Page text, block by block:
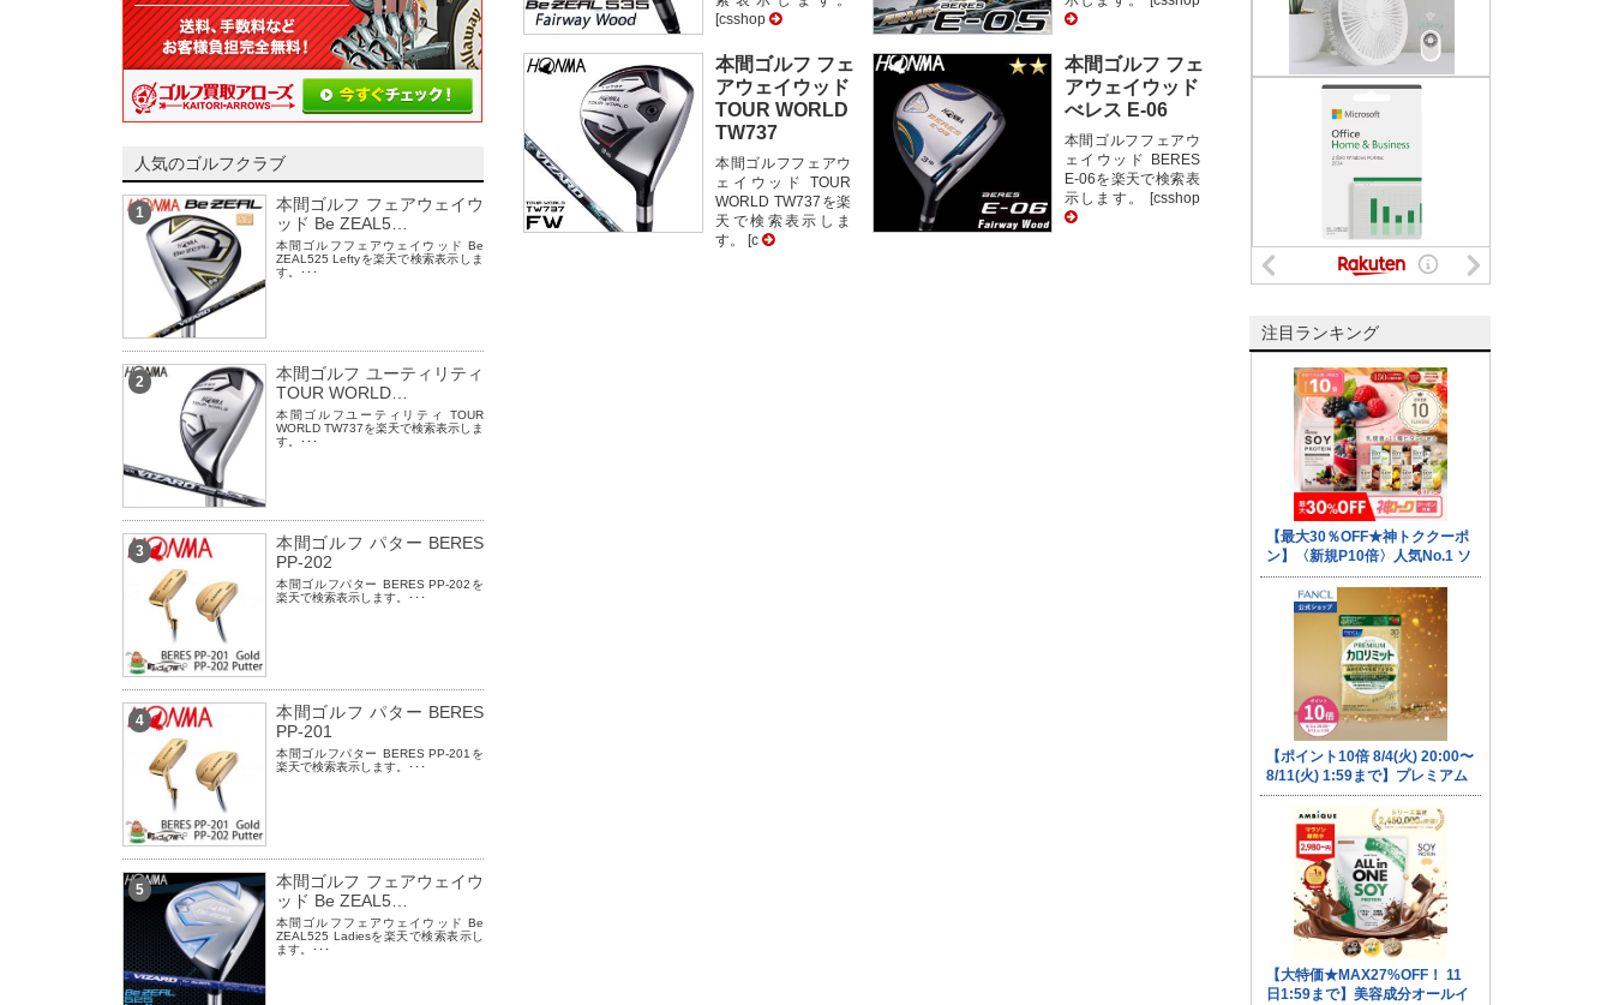
[csshop
本間ゴルフ フェ
アウェイウッド
TOUR WORLD
TW737
本間ゴルフフェアウ
ェイウッド TOUR
WORLD TW737を楽
天で検索表示しま
す。 [c
本間ゴルフ フェ
アウェイウッド
べレス E-06
本間ゴルフフェアウ
ェイウッド BERES
E-06を楽天で検索表
示します。 [csshop
人気のゴルフクラブ
1
本間ゴルフ フェアウェイウ
ッド Be ZEAL5…
本間ゴルフフェアウェイウッド Be
ZEAL525 Leftyを楽天で検索表示しま
す。･･･
2
本間ゴルフ ユーティリティ
TOUR WORLD…
本間ゴルフユーティリティ TOUR
WORLD TW737を楽天で検索表示しま
す。･･･
3
本間ゴルフ パター BERES
PP-202
本間ゴルフパター BERES PP-202を
楽天で検索表示します。･･･
4
本間ゴルフ パター BERES
PP-201
本間ゴルフパター BERES PP-201を
楽天で検索表示します。･･･
5
本間ゴルフ フェアウェイウ
ッド Be ZEAL5…
本間ゴルフフェアウェイウッド Be
ZEAL525 Ladiesを楽天で検索表示し
ます。･･･
注目ランキング